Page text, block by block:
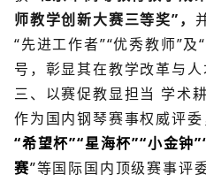
师教学创新大赛三等奖”，
“先进工作者”“优秀教师”
号，彰显其在教学改革与人
三、以赛促教显担当 学术
作为国内钢琴赛事权威评
“希望杯”“星海杯”“小金钟
赛”等国际国内顶级赛事评